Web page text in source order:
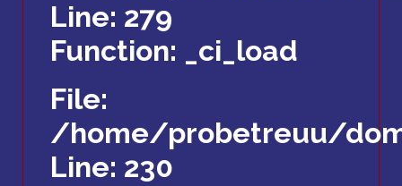
Line: 279
Function: _ci_load
File:
/home/probetreuu/
Line: 230